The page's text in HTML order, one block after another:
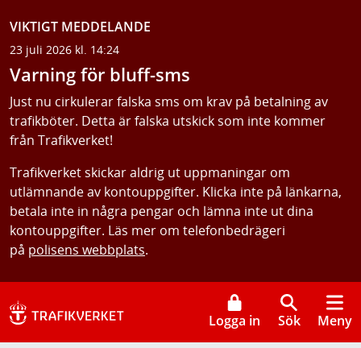
VIKTIGT MEDDELANDE
23 juli 2026 kl. 14:24
Varning för bluff-sms
Just nu cirkulerar falska sms om krav på betalning av
trafikböter. Detta är falska utskick som inte kommer
från Trafikverket!
Trafikverket skickar aldrig ut uppmaningar om
utlämnande av kontouppgifter. Klicka inte på länkarna,
betala inte in några pengar och lämna inte ut dina
kontouppgifter. Läs mer om telefonbedrägeri
på polisens webbplats.
Logga in Sök Meny